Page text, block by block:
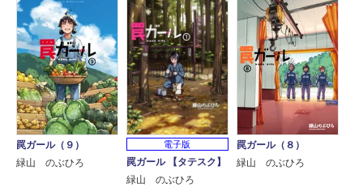
罠ガール（９）
緑山 のぶひろ
電子版
罠ガール 【タテスク】
緑山 のぶひろ
罠ガール（８）
緑山 のぶひろ